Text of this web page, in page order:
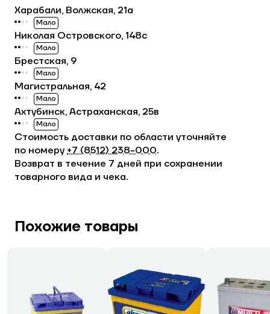
Стоимость доставки по области уточняйте
по номеру +7 (8512) 238−000.
Возврат в течение 7 дней при сохранении
товарного вида и чека.
Харабали, Волжская, 21а
Мало
Николая Островского, 148с
Мало
Брестская, 9
Мало
Магистральная, 42
Мало
Ахтубинск, Астраханская, 25в
Мало
Похожие товары